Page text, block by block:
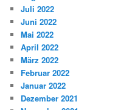
Juli 2022
Juni 2022
Mai 2022
April 2022
März 2022
Februar 2022
Januar 2022
Dezember 2021